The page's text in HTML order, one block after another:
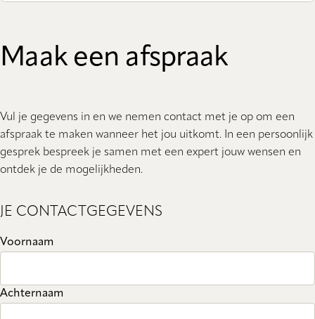
Maak een afspraak
Vul je gegevens in en we nemen contact met je op om een
afspraak te maken wanneer het jou uitkomt. In een persoonlijk
gesprek bespreek je samen met een expert jouw wensen en
ontdek je de mogelijkheden.
JE CONTACTGEGEVENS
Voornaam
Achternaam